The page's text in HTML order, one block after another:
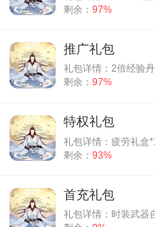
剩余： 97%
推广礼包
剩余： 97%
特权礼包
剩余： 93%
首充礼包